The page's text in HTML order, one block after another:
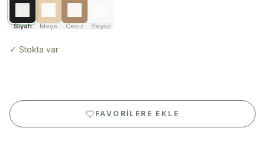
Siyah Meşe Ceviz Beyaz
✓ Stokta var
FAVORILERE EKLE